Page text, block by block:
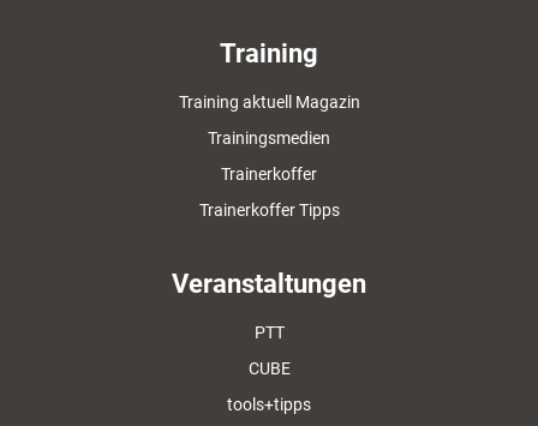
Training
Training aktuell Magazin
Trainingsmedien
Trainerkoffer
Trainerkoffer Tipps
Veranstaltungen
PTT
CUBE
tools+tipps